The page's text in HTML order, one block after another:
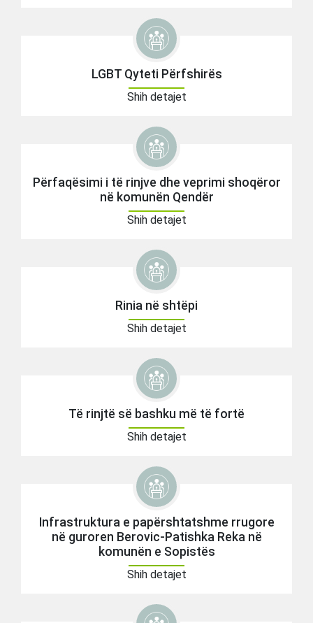
LGBT Qyteti Përfshirës
Shih detajet
Përfaqësimi i të rinjve dhe veprimi shoqëror
në komunën Qendër
Shih detajet
Rinia në shtëpi
Shih detajet
Të rinjtë së bashku më të fortë
Shih detajet
Infrastruktura e papërshtatshme rrugore
në guroren Berovic-Patishka Reka në
komunën e Sopistës
Shih detajet